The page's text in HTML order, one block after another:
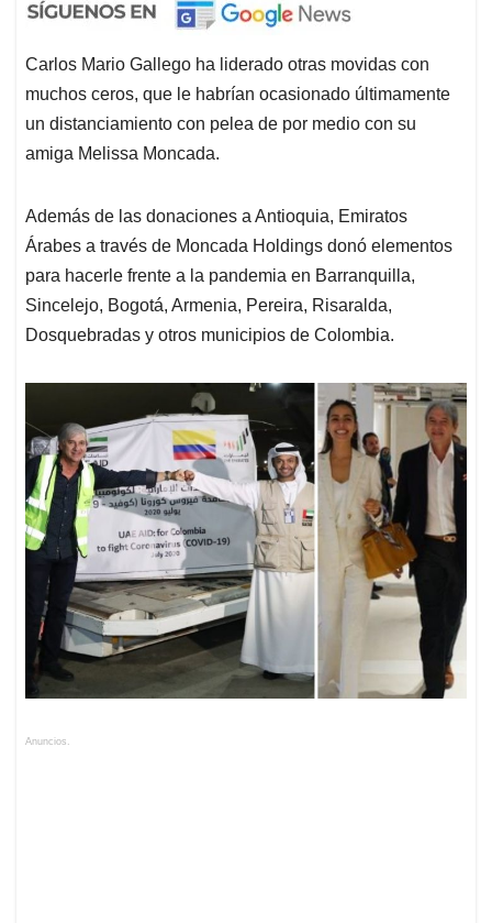
Carlos Mario Gallego ha liderado otras movidas con
muchos ceros, que le habrían ocasionado últimamente
un distanciamiento con pelea de por medio con su
amiga Melissa Moncada.
Además de las donaciones a Antioquia, Emiratos
Árabes a través de Moncada Holdings donó elementos
para hacerle frente a la pandemia en Barranquilla,
Sincelejo, Bogotá, Armenia, Pereira, Risaralda,
Dosquebradas y otros municipios de Colombia.
Anuncios.